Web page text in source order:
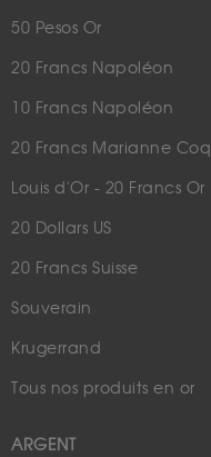
50 Pesos Or
20 Francs Napoléon
10 Francs Napoléon
20 Francs Marianne Coq
Louis d'Or - 20 Francs Or
20 Dollars US
20 Francs Suisse
Souverain
Krugerrand
Tous nos produits en or
ARGENT